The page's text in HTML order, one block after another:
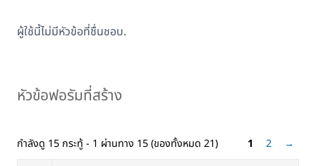
ผู้ใช้นี้ไม่มีหัวข้อที่ชื่นชอบ.
หัวข้อฟอรัมที่สร้าง
กำลังดู 15 กระทู้ - 1 ผ่านทาง 15 (ของทั้งหมด 21) 1 2 →